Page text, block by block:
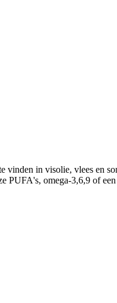
in visolie, vlees en
PUFA's, omega-3,6,9 of